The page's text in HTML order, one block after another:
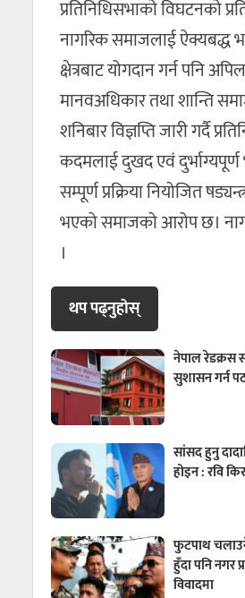
प्रतिनिधिसभाको विघटनको
नागरिक समाजलाई
क्षेत्रबाट योगदान गर्न पनि
मानवअधिकार तथा शान्ति
शनिबार विज्ञप्ति जारी गर्दै
कदमलाई दुखद एवं
सम्पूर्ण प्रक्रिया नियोजित
भएको समाजको आरोप छ।
।
थप पढ्नुहाेस्
नेपाल रेडक्रस
सुशासन गर्न
सांसद हुनु
होइन : रवि
फुटपाथ
हुँदा पनि नगर
विवादमा